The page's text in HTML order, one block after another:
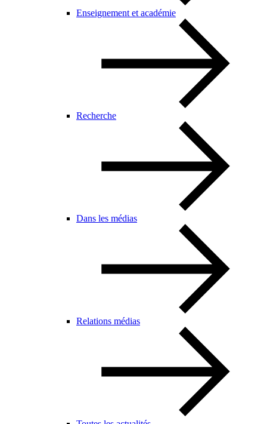
Enseignement et académie
Recherche
Dans les médias
Relations médias